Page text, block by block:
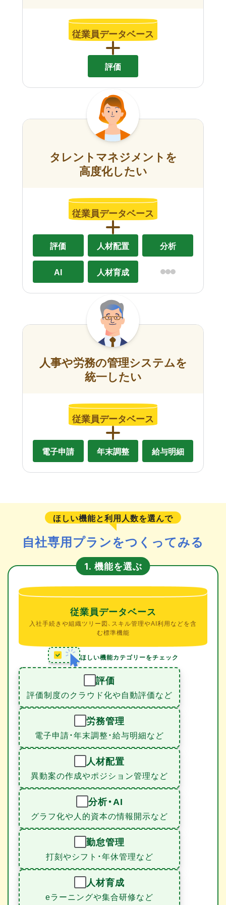
従業員データベース
評価
タレントマネジメントを
高度化したい
従業員データベース
評価 人材配置 分析
AI 人材育成
人事や労務の管理システムを
統一したい
従業員データベース
電子申請 年末調整 給与明細
ほしい機能と利用人数を選んで
自社専用プランをつくってみる
1. 機能を選ぶ
従業員データベース
入社手続きや組織ツリー図、スキル管理やAI利用などを含
む標準機能
ほしい機能カテゴリーをチェック
評価
評価制度のクラウド化や自動評価など
労務管理
電子申請・年末調整・給与明細など
人材配置
異動案の作成やポジション管理など
分析・AI
グラフ化や人的資本の情報開示など
勤怠管理
打刻やシフト・年休管理など
人材育成
eラーニングや集合研修など